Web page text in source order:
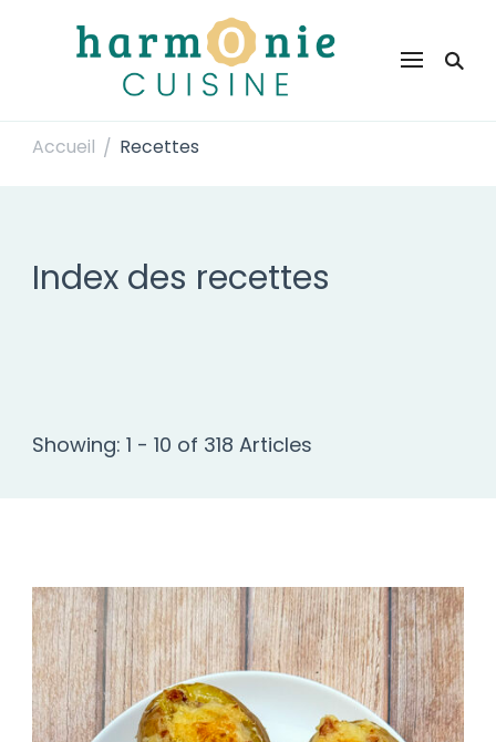
Harmonie Cuisine
Accueil / Recettes
Index des recettes
Showing: 1 - 10 of 318 Articles